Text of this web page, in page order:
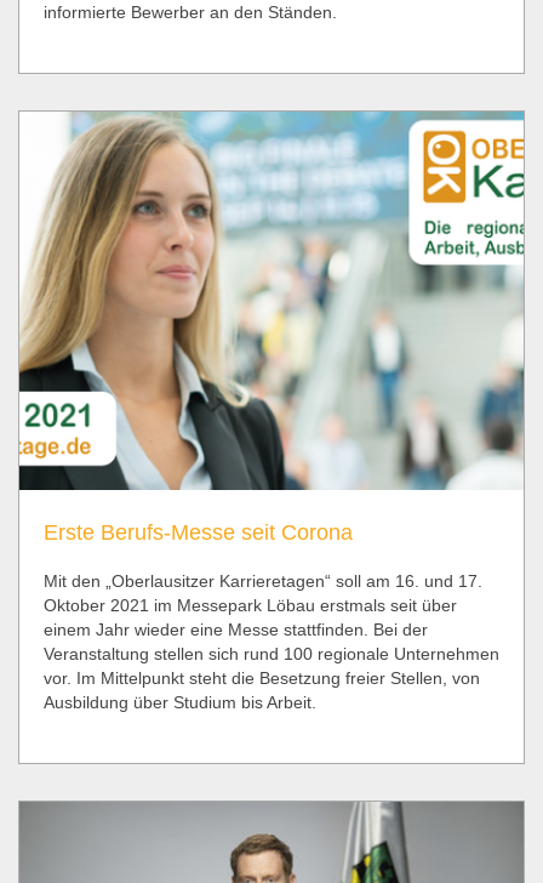
informierte Bewerber an den Ständen.
Erste Berufs-Messe seit Corona
Mit den „Oberlausitzer Karrieretagen“ soll am 16. und 17.
Oktober 2021 im Messepark Löbau erstmals seit über
einem Jahr wieder eine Messe stattfinden. Bei der
Veranstaltung stellen sich rund 100 regionale Unternehmen
vor. Im Mittelpunkt steht die Besetzung freier Stellen, von
Ausbildung über Studium bis Arbeit.